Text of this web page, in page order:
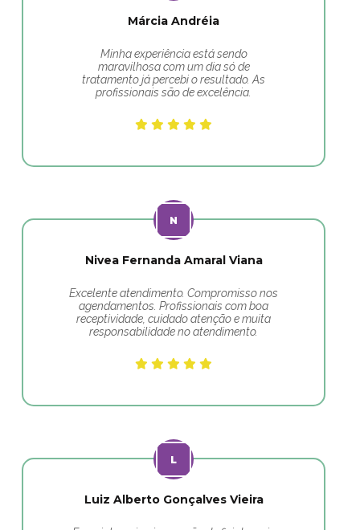
Márcia Andréia
Minha experiência está sendo
maravilhosa com um dia só de
tratamento já percebi o resultado. As
profissionais são de excelência.
Nivea Fernanda Amaral Viana
Excelente atendimento. Compromisso nos
agendamentos. Profissionais com boa
receptividade, cuidado atenção e muita
responsabilidade no atendimento.
Luiz Alberto Gonçalves Vieira